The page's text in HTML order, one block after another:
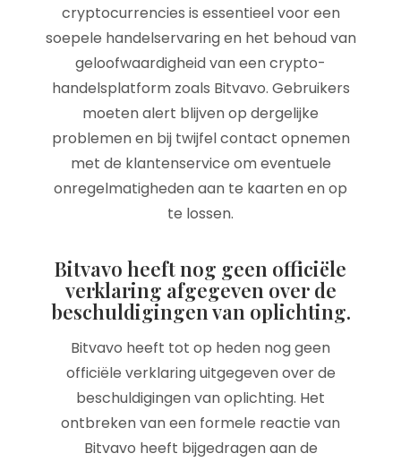
cryptocurrencies is essentieel voor een
soepele handelservaring en het behoud van
geloofwaardigheid van een crypto-
handelsplatform zoals Bitvavo. Gebruikers
moeten alert blijven op dergelijke
problemen en bij twijfel contact opnemen
met de klantenservice om eventuele
onregelmatigheden aan te kaarten en op
te lossen.
Bitvavo heeft nog geen officiële
verklaring afgegeven over de
beschuldigingen van oplichting.
Bitvavo heeft tot op heden nog geen
officiële verklaring uitgegeven over de
beschuldigingen van oplichting. Het
ontbreken van een formele reactie van
Bitvavo heeft bijgedragen aan de